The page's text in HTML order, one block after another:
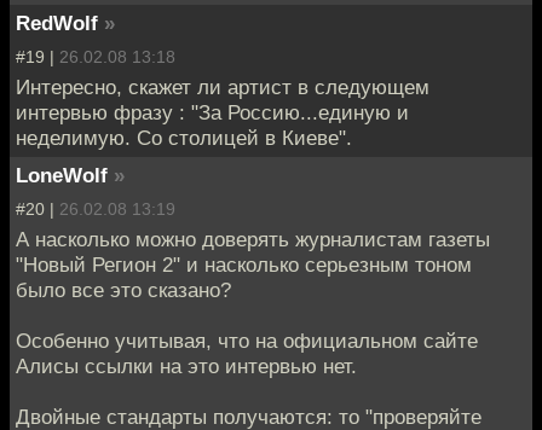
RedWolf »
#19 | 26.02.08 13:18
Интересно, скажет ли артист в следующем
интервью фразу : "За Россию...единую и
неделимую. Со столицей в Киеве".
LoneWolf »
#20 | 26.02.08 13:19
А насколько можно доверять журналистам газеты
"Новый Регион 2" и насколько серьезным тоном
было все это сказано?
Особенно учитывая, что на официальном сайте
Алисы ссылки на это интервью нет.
Двойные стандарты получаются: то "проверяйте